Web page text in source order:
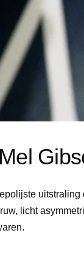
uitstraling
licht